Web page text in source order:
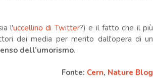
l'uccellino di Twitter?) e il fatto che il più
dei media per merito dall'opera di un
dell’umorismo.
Fonte: Cern, Nature Blog